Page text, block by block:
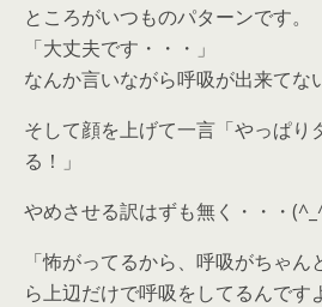
ところがいつものパターンです。
「大丈夫です・・・」
なんか言いながら呼吸が出来てな
そして顔を上げて一言「やっぱり
る！」
やめさせる訳はずも無く・・・
「怖がってるから、呼吸がちゃ
ら上辺だけで呼吸をしてるんです